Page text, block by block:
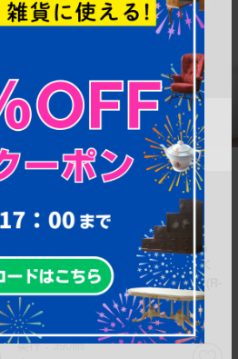
¥148,500 (税込)
商品番号 R-087806
和製アンティーク 上手物! 高級品
欅(ケヤキ)材 上質な杢目が目を引く
古い洋館のコーナーキャビネット (R-
087806)
幅：700㎜
奥行：390㎜